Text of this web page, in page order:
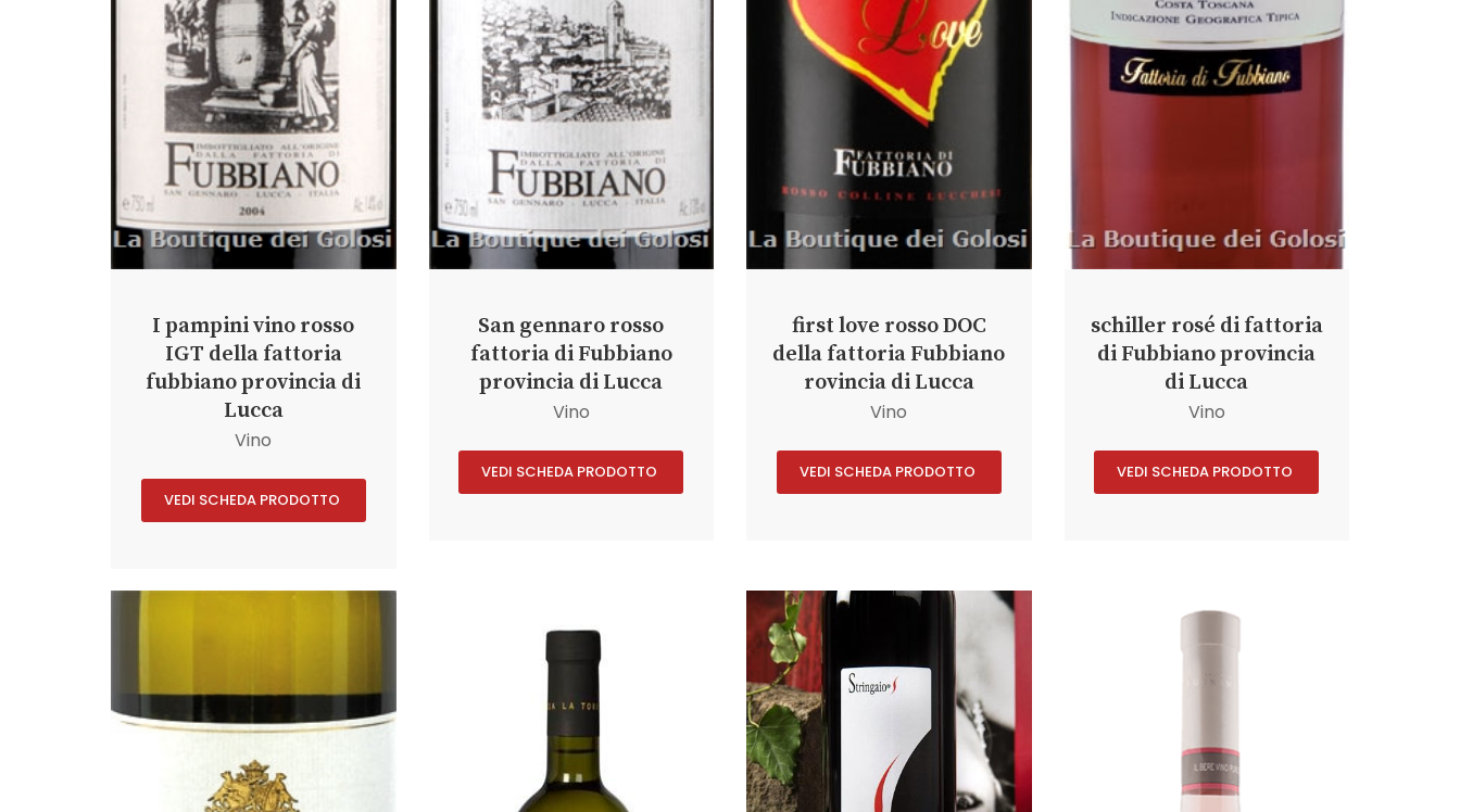
I pampini vino rosso
IGT della fattoria
fubbiano provincia di
Lucca
Vino
VEDI SCHEDA PRODOTTO
San gennaro rosso
fattoria di Fubbiano
provincia di Lucca
Vino
VEDI SCHEDA PRODOTTO
first love rosso DOC
della fattoria Fubbiano
rovincia di Lucca
Vino
VEDI SCHEDA PRODOTTO
schiller rosé di fattoria
di Fubbiano provincia
di Lucca
Vino
VEDI SCHEDA PRODOTTO